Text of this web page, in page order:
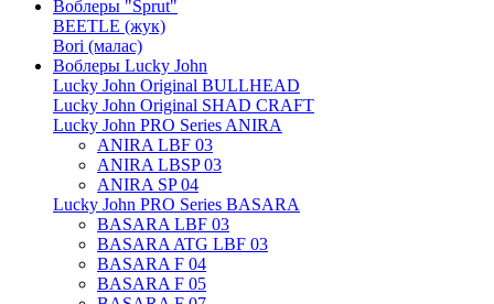
Воблеры "Sprut"
BEETLE (жук)
Bori (малас)
Воблеры Lucky John
Lucky John Original BULLHEAD
Lucky John Original SHAD CRAFT
Lucky John PRO Series ANIRA
ANIRA LBF 03
ANIRA LBSP 03
ANIRA SP 04
Lucky John PRO Series BASARA
BASARA LBF 03
BASARA ATG LBF 03
BASARA F 04
BASARA F 05